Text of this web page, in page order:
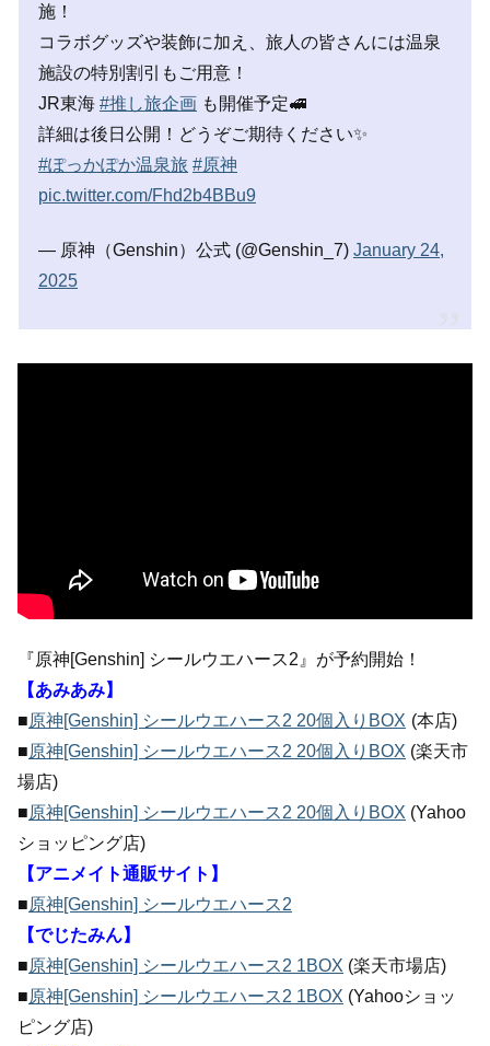
施！
コラボグッズや装飾に加え、旅人の皆さんには温泉
施設の特別割引もご用意！
JR東海 #推し旅企画 も開催予定🚅
詳細は後日公開！どうぞご期待ください✨
#ぽっかぽか温泉旅 #原神
pic.twitter.com/Fhd2b4BBu9
— 原神（Genshin）公式 (@Genshin_7) January 24,
2025
『原神[Genshin] シールウエハース2』が予約開始！
【あみあみ】
■原神[Genshin] シールウエハース2 20個入りBOX (本店)
■原神[Genshin] シールウエハース2 20個入りBOX (楽天市
場店)
■原神[Genshin] シールウエハース2 20個入りBOX (Yahoo
ショッピング店)
【アニメイト通販サイト】
■原神[Genshin] シールウエハース2
【でじたみん】
■原神[Genshin] シールウエハース2 1BOX (楽天市場店)
■原神[Genshin] シールウエハース2 1BOX (Yahooショッ
ピング店)